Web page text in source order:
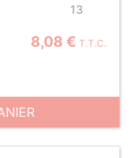
13
8,08 € T.T.C.